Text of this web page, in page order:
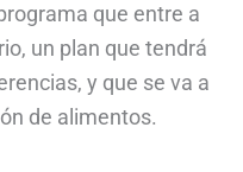
que entre a
un plan que tendrá
y que se va a
de alimentos.